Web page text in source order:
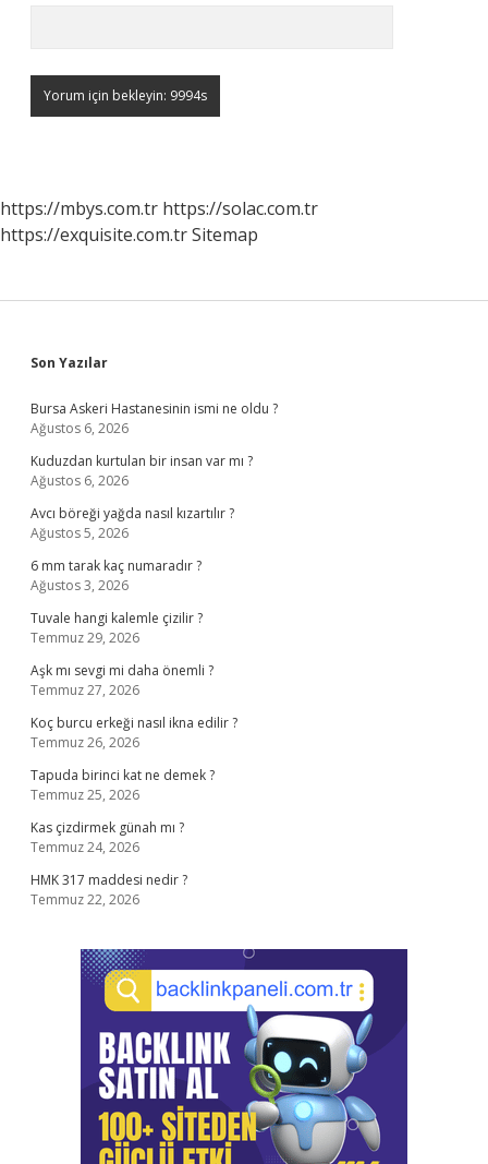
https://mbys.com.tr https://solac.com.tr
https://exquisite.com.trSitemap
Sidebar
Son Yazılar
Bursa Askeri Hastanesinin ismi ne oldu ?
Ağustos 6, 2026
Kuduzdan kurtulan bir insan var mı ?
Ağustos 6, 2026
Avcı böreği yağda nasıl kızartılır ?
Ağustos 5, 2026
6 mm tarak kaç numaradır ?
Ağustos 3, 2026
Tuvale hangi kalemle çizilir ?
Temmuz 29, 2026
Aşk mı sevgi mi daha önemli ?
Temmuz 27, 2026
Koç burcu erkeği nasıl ikna edilir ?
Temmuz 26, 2026
Tapuda birinci kat ne demek ?
Temmuz 25, 2026
Kas çizdirmek günah mı ?
Temmuz 24, 2026
HMK 317 maddesi nedir ?
Temmuz 22, 2026